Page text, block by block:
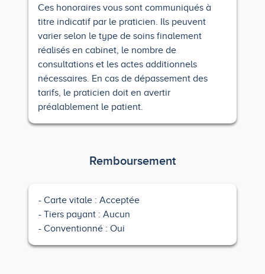
Ces honoraires vous sont communiqués à
titre indicatif par le praticien. Ils peuvent
varier selon le type de soins finalement
réalisés en cabinet, le nombre de
consultations et les actes additionnels
nécessaires. En cas de dépassement des
tarifs, le praticien doit en avertir
préalablement le patient.
Remboursement
Carte vitale : Acceptée
Tiers payant : Aucun
Conventionné : Oui